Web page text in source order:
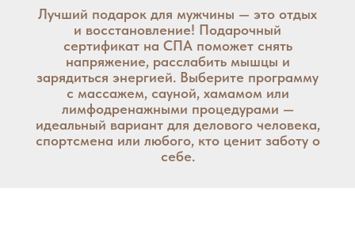
Лучший подарок для мужчины — это отдых
и восстановление! Подарочный
сертификат на СПА поможет снять
напряжение, расслабить мышцы и
зарядиться энергией. Выберите программу
с массажем, сауной, хамамом или
лимфодренажными процедурами —
идеальный вариант для делового человека,
спортсмена или любого, кто ценит заботу о
себе.